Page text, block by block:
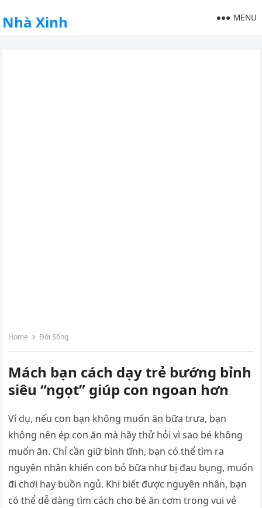
Nhà Xinh MENU
Home Đời Sống
Mách bạn cách dạy trẻ bướng bỉnh
siêu “ngọt” giúp con ngoan hơn
Ví dụ, nếu con bạn không muốn ăn bữa trưa, bạn
không nên ép con ăn mà hãy thử hỏi vì sao bé không
muốn ăn. Chỉ cần giữ bình tĩnh, bạn có thể tìm ra
nguyên nhân khiến con bỏ bữa như bị đau bụng, muốn
đi chơi hay buồn ngủ. Khi biết được nguyên nhân, bạn
có thể dễ dàng tìm cách cho bé ăn cơm trong vui vẻ